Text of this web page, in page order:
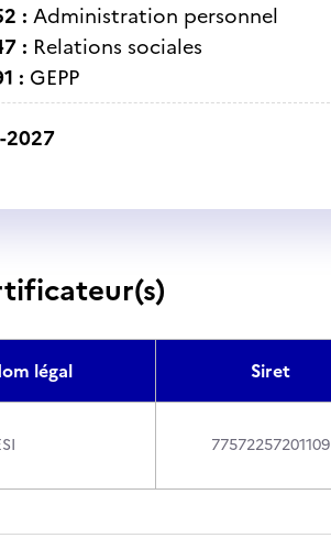
: Administration personnel
: Relations sociales
: GEPP
2027
légal Siret
77572257201109